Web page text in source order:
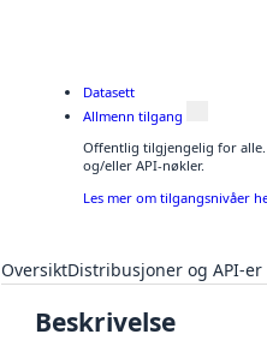
Datasett
Allmenn tilgang
Offentlig tilgjengelig for alle.
og/eller API-nøkler.
Les mer om tilgangsnivåer
OversiktDistribusjoner og API-er
Beskrivelse